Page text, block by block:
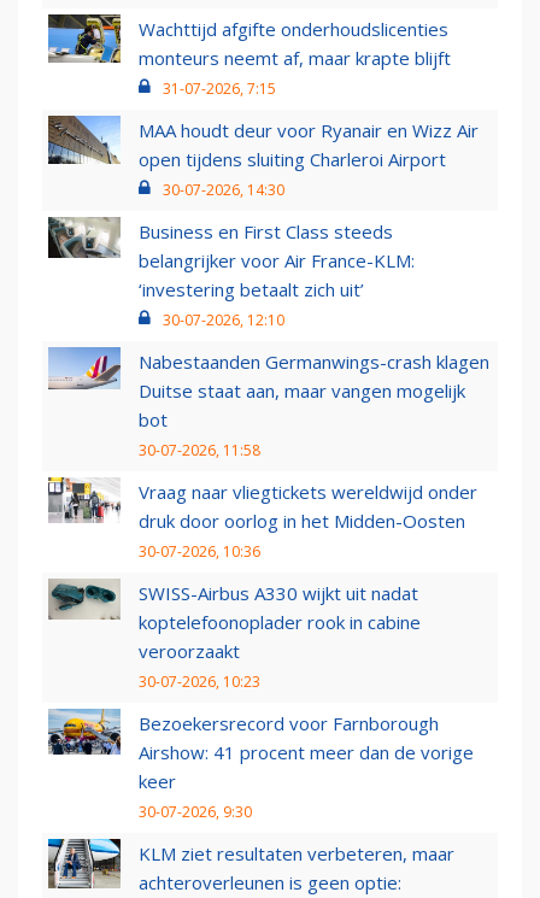
Wachttijd afgifte onderhoudslicenties
monteurs neemt af, maar krapte blijft
31-07-2026, 7:15
MAA houdt deur voor Ryanair en Wizz Air
open tijdens sluiting Charleroi Airport
30-07-2026, 14:30
Business en First Class steeds
belangrijker voor Air France-KLM:
‘investering betaalt zich uit’
30-07-2026, 12:10
Nabestaanden Germanwings-crash klagen
Duitse staat aan, maar vangen mogelijk
bot
30-07-2026, 11:58
Vraag naar vliegtickets wereldwijd onder
druk door oorlog in het Midden-Oosten
30-07-2026, 10:36
SWISS-Airbus A330 wijkt uit nadat
koptelefoonoplader rook in cabine
veroorzaakt
30-07-2026, 10:23
Bezoekersrecord voor Farnborough
Airshow: 41 procent meer dan de vorige
keer
30-07-2026, 9:30
KLM ziet resultaten verbeteren, maar
achteroverleunen is geen optie: